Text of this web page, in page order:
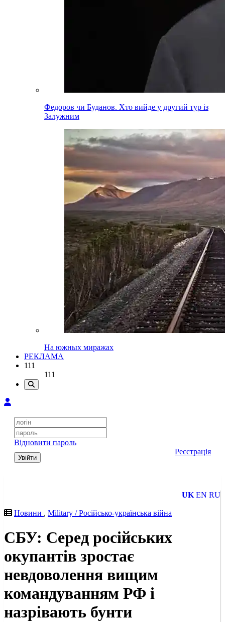
Федоров чи Буданов. Хто вийде у другий тур із
Залужним
На южных миражах
РЕКЛАМА
111
111
Відновити пароль
Увійти
Реєстрація
UK EN RU
Новини , Military / Російсько-українська війна
СБУ: Серед російських
окупантів зростає
невдоволення вищим
командуванням РФ і
назрівають бунти